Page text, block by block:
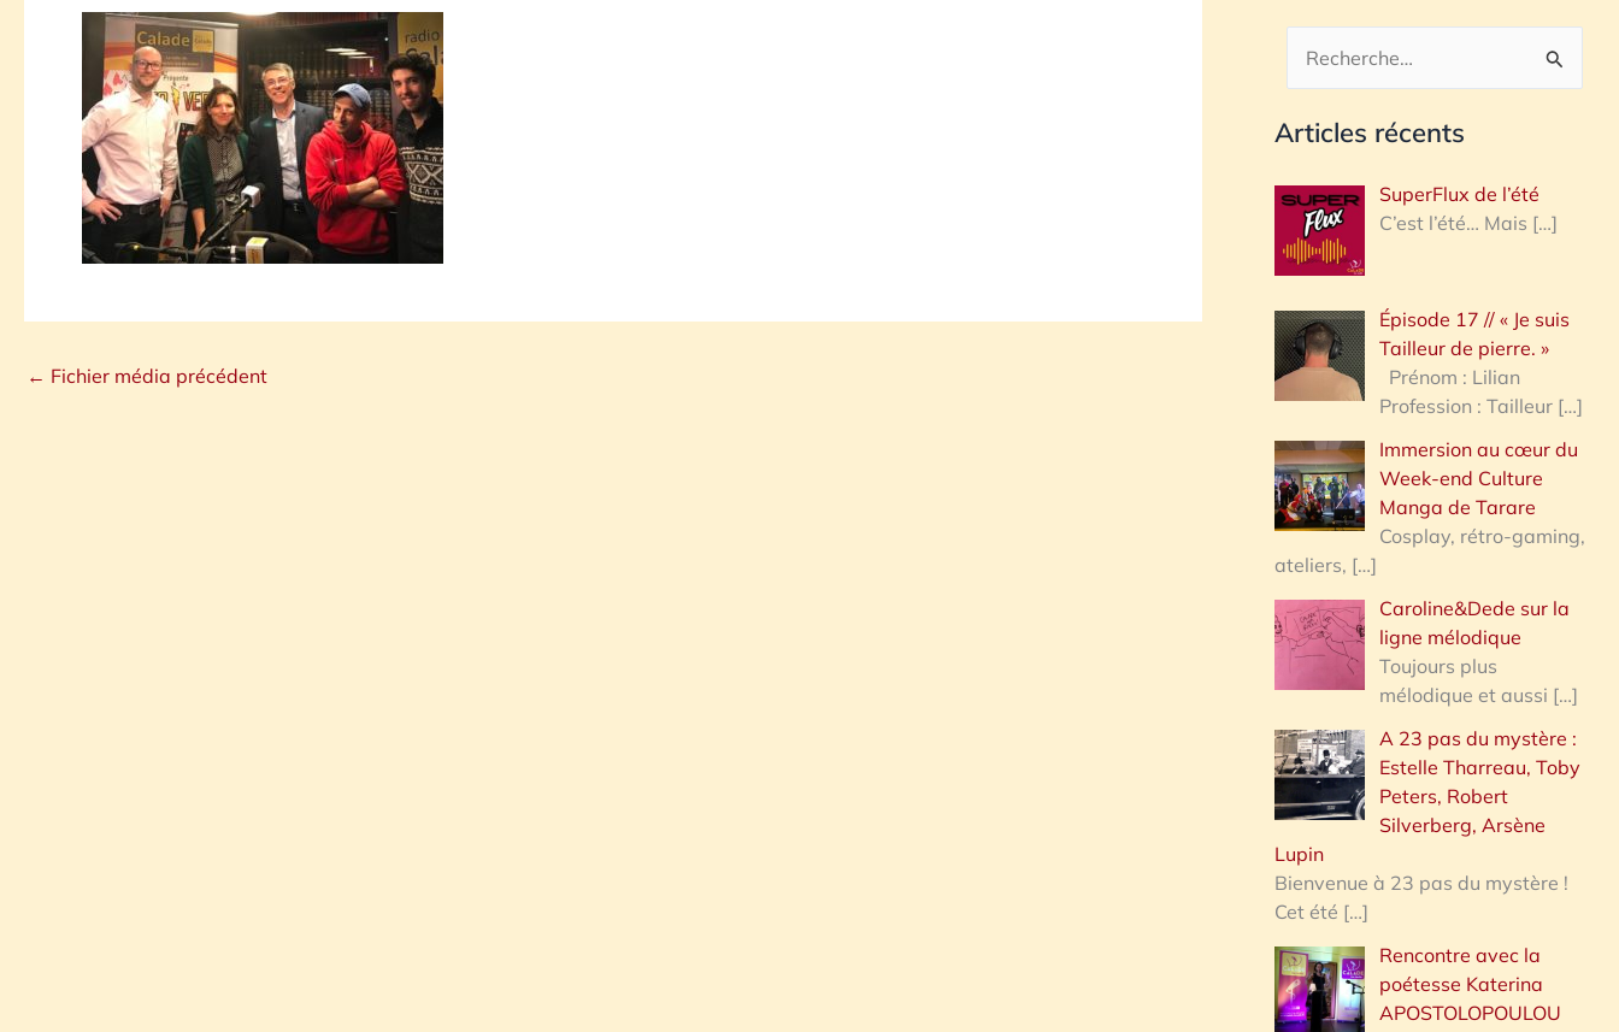
← Fichier média précédent
c
h
r
h
e
:
Articles récents
SuperFlux de l’été
C’est l’été… Mais […]
Épisode 17 // « Je suis
Tailleur de pierre. »
Prénom : Lilian
Profession : Tailleur […]
Immersion au cœur du
Week-end Culture
Manga de Tarare
Cosplay, rétro-gaming,
ateliers, […]
Caroline&Dede sur la
ligne mélodique
Toujours plus
mélodique et aussi […]
A 23 pas du mystère :
Estelle Tharreau, Toby
Peters, Robert
Silverberg, Arsène
Lupin
Bienvenue à 23 pas du mystère !
Cet été […]
Rencontre avec la
poétesse Katerina
APOSTOLOPOULOU